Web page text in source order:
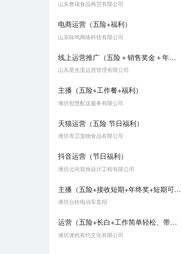
山东詹瑞食品商贸有限公司
电商运营（五险+福利）
山东咏鸣网络科技有限公司
线上运营推广（五险＋销售奖金＋年终奖）
山东星光里运营管理有限公司
主播（五险+工作餐+福利）
潍坊智慧配送服务有限公司
天猫运营（五险 节日福利）
潍坊库卫宠物食品有限公司
抖音运营（节日福利）
潍坊元尚装饰设计工程有限公司
主播（五险+接收短期+年终奖+短期可周结）
潍坊台铃电动车直招
运营（五险+长白+工作简单轻松、带薪节假日）
潍坊潍然有约文化有限公司